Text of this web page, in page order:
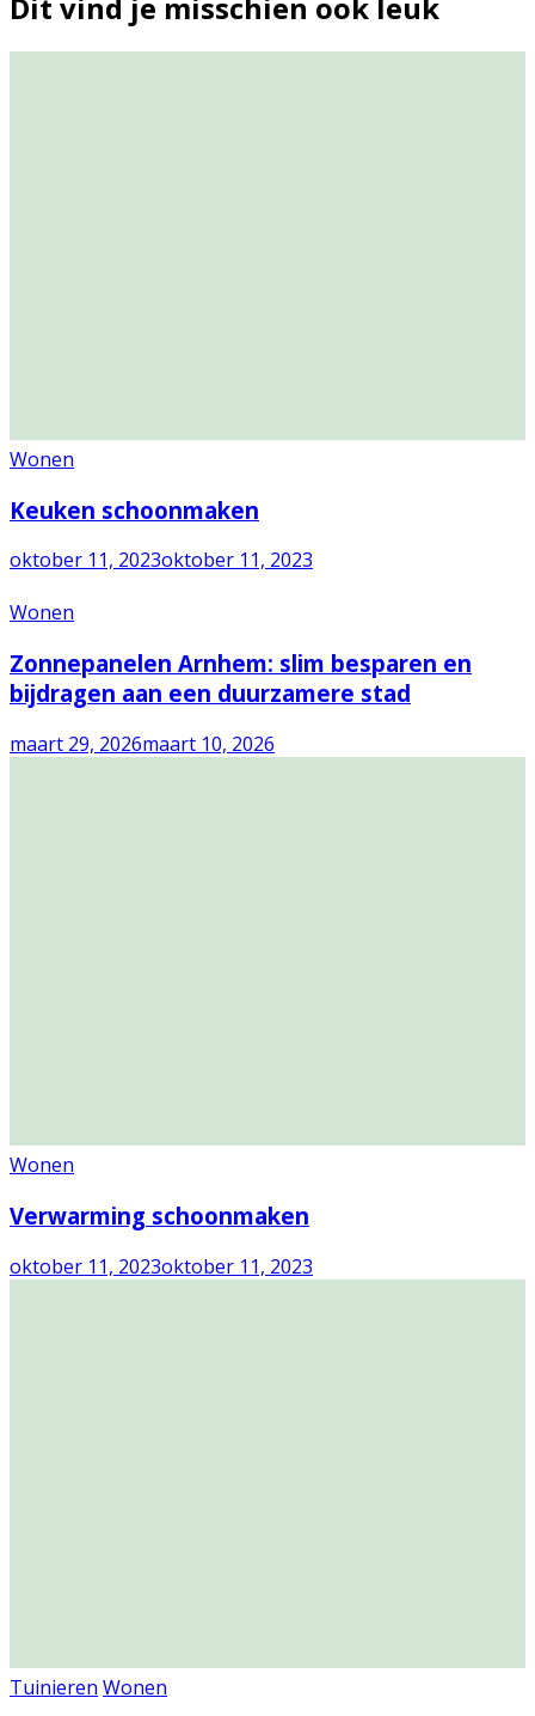
Wonen
Keuken schoonmaken
oktober 11, 2023oktober 11, 2023
Wonen
Zonnepanelen Arnhem: slim besparen en
bijdragen aan een duurzamere stad
maart 29, 2026maart 10, 2026
Wonen
Verwarming schoonmaken
oktober 11, 2023oktober 11, 2023
Tuinieren Wonen